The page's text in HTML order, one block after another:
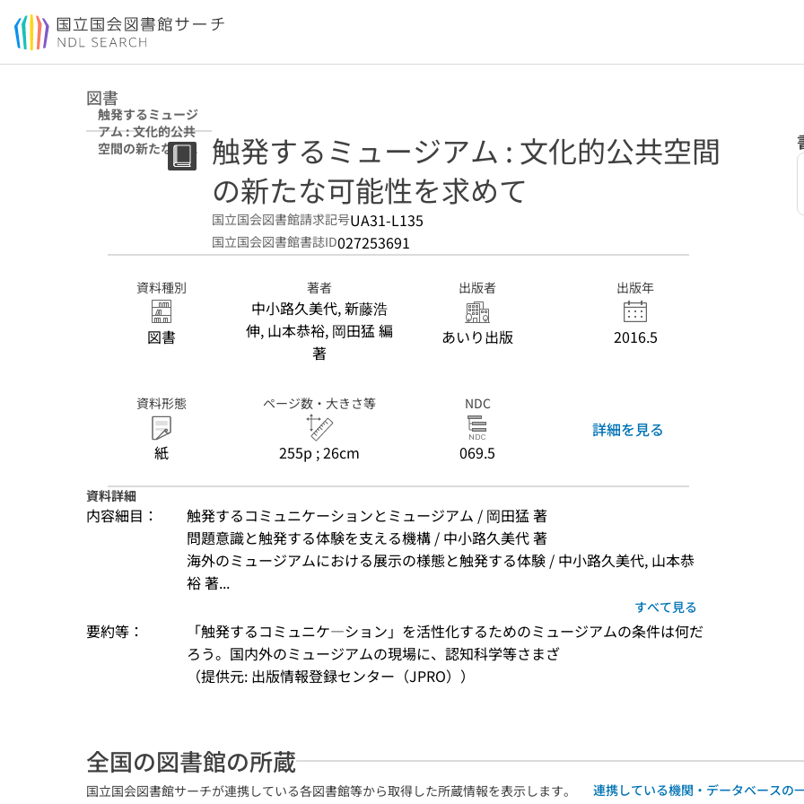
本文へ移動
図書
触発するミュージ
アム : 文化的公共
空間の新たな可能
触発するミュージアム : 文化的公共空間
の新たな可能性を求めて
国立国会図書館請求記号UA31-L135
国立国会図書館書誌ID027253691
資料種別
図書
著者
中小路久美代, 新藤浩
伸, 山本恭裕, 岡田猛 編
著
出版者
あいり出版
出版年
2016.5
資料形態
紙
ページ数・大きさ等
255p ; 26cm
NDC
069.5
詳細を見る
資料詳細
内容細目：
触発するコミュニケーションとミュージアム / 岡田猛 著
問題意識と触発する体験を支える機構 / 中小路久美代 著
海外のミュージアムにおける展示の様態と触発する体験 / 中小路久美代, 山本恭
裕 著...
すべて見る
要約等：
「触発するコミュニケ―ション」を活性化するためのミュージアムの条件は何だ
ろう。国内外のミュージアムの現場に、認知科学等さまざ
（提供元: 出版情報登録センター（JPRO））
全国の図書館の所蔵
国立国会図書館サーチが連携している各図書館等から取得した所蔵情報を表示します。 連携している機関・データベースの